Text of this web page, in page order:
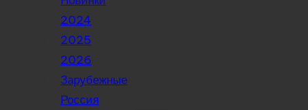
2024
2025
2026
Зарубежные
Россия